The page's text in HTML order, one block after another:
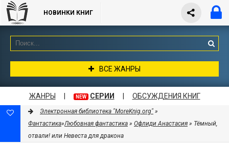
НОВИНКИ КНИГ
ВСЕ ЖАНРЫ
ЖАНРЫ NEW СЕРИИ ОБСУЖДЕНИЯ КНИГ
Электронная библиотека "MoreKnig.org" »
Фантастика»Любовная фантастика » Офлиди Анастасия » Тёмный,
отвали! или Невеста для дракона